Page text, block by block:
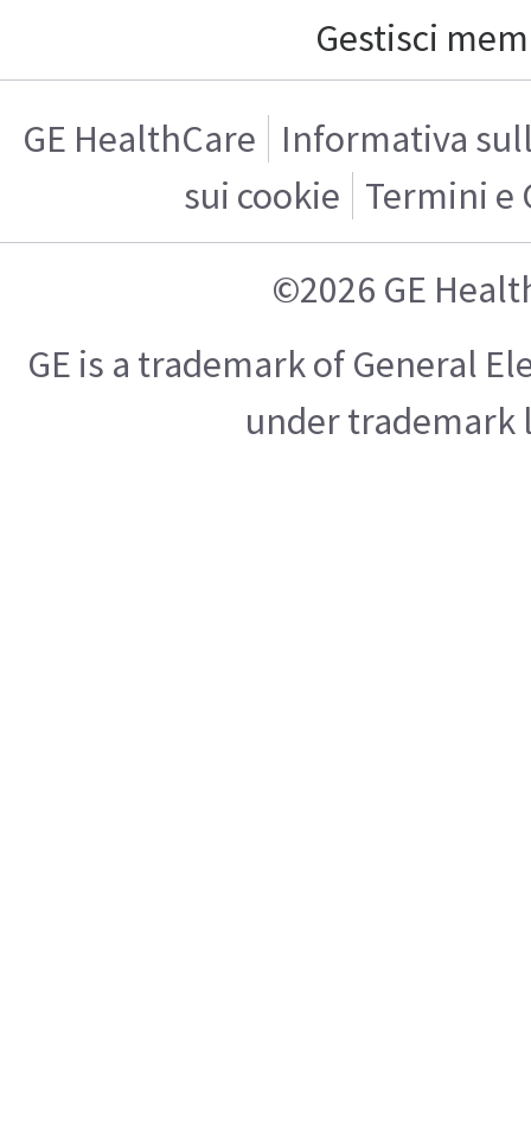
Gestisci
GE HealthCare
Informativa
sui cookie Termini e
©2026 GE
GE is a trademark of General
under trademark